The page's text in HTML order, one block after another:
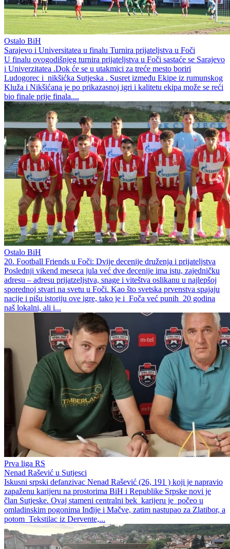
Ostalo BiH
Sarajevo i Universitatea u finalu Turnira prijateljstva u Foči
U finalu ovogodišnjeg turnira prijateljstva u Foči sastaće se Sarajevo
i Univerzitatea .Dok će se u utakmici za treće mesto boriri
Ludogorec i nikšićka Sutjeska . Susret između Ekipe iz rumunskog
Kluža i Nikšićana je po prikazasnoj igri i kalitetu ekipa može se reći
bio finale prije finala....
Ostalo BiH
20. Football Friends u Foči: Dvije decenije druženja i prijateljstva
Poslednji vikend meseca jula već dve decenije ima istu, zajedničku
adresu – adresu prijatzeljstva, snage i viteštva oslikanu u najlepšoj
sporednoj stvari na svetu u Foči. Kao što svetska prvenstva spajaju
nacije i pišu istoriju ove igre, tako je i Foča već punih 20 godina
naš lokalni, ali i...
Prva liga RS
Nenad Rašević u Sutjesci
Iskusni srpski defanzivac Nenad Rašević (26, 191 ) koji je napravio
zapaženu karijeru na prostorima BiH i Republike Srpske novi je
član Sutjeske. Ovaj stameni centralni bek karijeru je počeo u
omladinskim pogonima Inđije i Mačve, zatim nastupao za Zlatibor, a
potom Tekstilac iz Dervente,...